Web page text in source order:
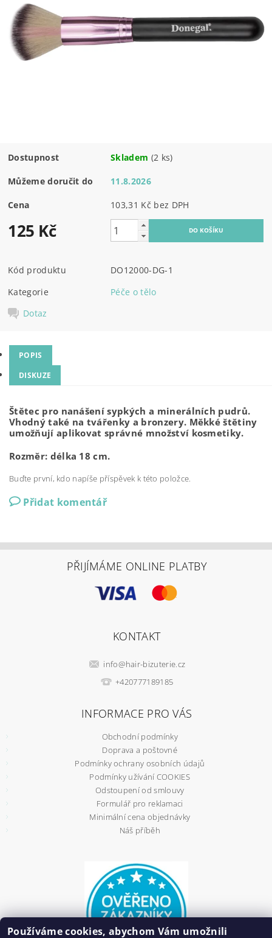
Dostupnost Skladem (2 ks)
Můžeme doručit do 11.8.2026
Cena 103,31 Kč bez DPH
125 Kč
Kód produktu
DO12000-DG-1
Kategorie
Péče o tělo
Dotaz
POPIS
DISKUZE
Štětec pro nanášení sypkých a minerálních pudrů.
Vhodný také na tvářenky a bronzery. Měkké štětiny
umožňují aplikovat správné množství kosmetiky.
Rozměr: délka 18 cm.
Buďte první, kdo napíše příspěvek k této položce.
Přidat komentář
PŘIJÍMÁME ONLINE PLATBY
KONTAKT
info@hair-bizuterie.cz
+420777189185
INFORMACE PRO VÁS
Obchodní podmínky
Doprava a poštovné
Podmínky ochrany osobních údajů
Podmínky užívání COOKIES
Odstoupení od smlouvy
Formulář pro reklamaci
Minimální cena objednávky
Náš příběh
Používáme cookies, abychom Vám umožnili